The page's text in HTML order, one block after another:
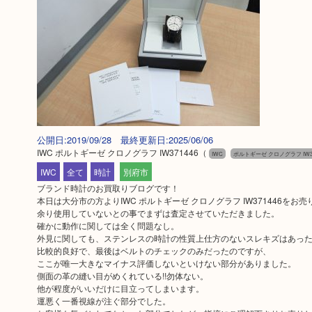
公開日:2019/09/28 最終更新日:2025/06/06
IWC ポルトギーゼ クロノグラフ IW371446 （ IWC ポルトギーゼ クロノグラフ
IWC 全て 時計
別府市
ブランド時計のお買取りブログです！
本日は大分市の方よりIWC ポルトギーゼ クロノグラフ IW371446をお売
余り使用していないとの事でまずは査定させていただきました。
確かに動作に関しては全く問題なし。
外見に関しても、ステンレスの時計の性質上仕方のないスレキズはあっ
比較的良好で、最後はベルトのチェックのみだったのですが、
ここが唯一大きなマイナス評価しないといけない部分がありました。
側面の革の縫い目がめくれている!!勿体ない。
他が程度がいいだけに目立ってしまいます。
運悪く一番視線が注ぐ部分でした。